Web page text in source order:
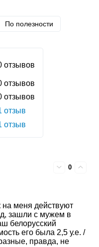
По полезности
отзывов
отзывов
отзывов
отзыв
отзыв
0
на меня действуют
зашли с мужем в
белорусский
его была 2,5 у.е. /
правда, не